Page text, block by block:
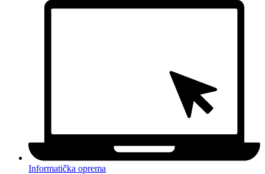
Informatička oprema